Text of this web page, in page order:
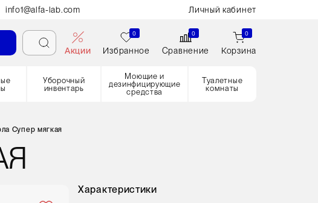
info1@alfa-lab.com Личный кабинет
Акции
0
Избранное
0
Сравнение
0
Корзина
Уборочный
инвентарь
Моющие и
дезинфицирующие
средства
Туалетные
комнаты
Супер мягкая
Характеристики